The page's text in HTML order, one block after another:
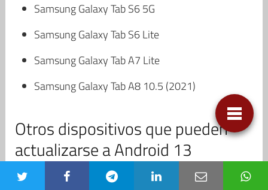
Samsung Galaxy Tab S6 5G
Samsung Galaxy Tab S6 Lite
Samsung Galaxy Tab A7 Lite
Samsung Galaxy Tab A8 10.5 (2021)
Otros dispositivos que pueden
actualizarse a Android 13
ZTE Axon 40 Ultra